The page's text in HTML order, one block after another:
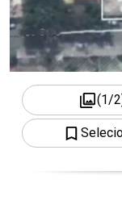
(2/2